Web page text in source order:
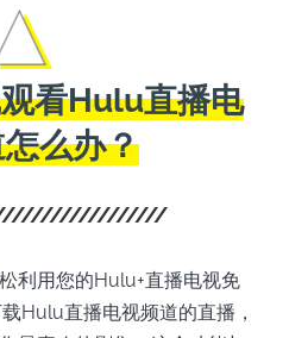
看Hulu直播电
么办？
利用您的Hulu+直播电视免
Hulu直播电视频道的直播，